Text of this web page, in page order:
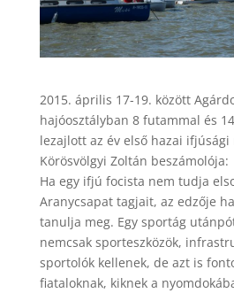
2015. április 17-19. között
hajóosztályban 8 futammal és
lezajlott az év első hazai
Körösvölgyi Zoltán beszámolója:
Ha egy ifjú focista nem tudja
Aranycsapat tagjait, az edzője
tanulja meg. Egy sportág
nemcsak sporteszközök,
sportolók kellenek, de azt is
fiataloknak, kiknek a